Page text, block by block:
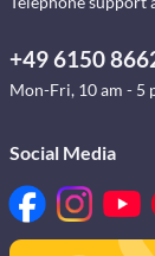
+49 6150
Mon-Fri, 10 am - 5
Social Media